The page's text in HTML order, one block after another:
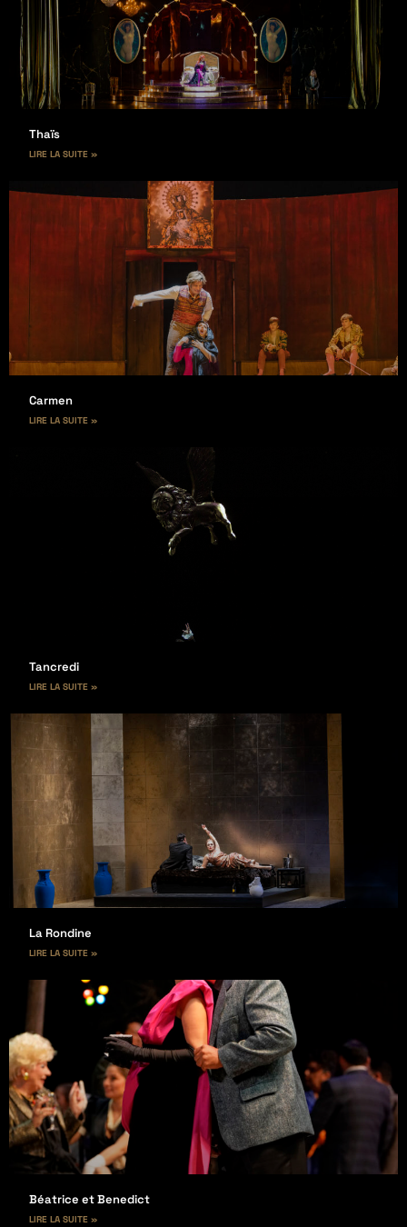
Thaïs
LIRE LA SUITE »
Carmen
LIRE LA SUITE »
Tancredi
LIRE LA SUITE »
La Rondine
LIRE LA SUITE »
Béatrice et Benedict
LIRE LA SUITE »